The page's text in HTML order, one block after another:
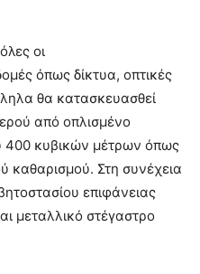
οι
όπως δίκτυα, οπτικές
θα κατασκευασθεί
από οπλισμένο
400 κυβικών μέτρων όπως
καθαρισμού. Στη συνέχεια
επιφάνειας
μεταλλικό στέγαστρο